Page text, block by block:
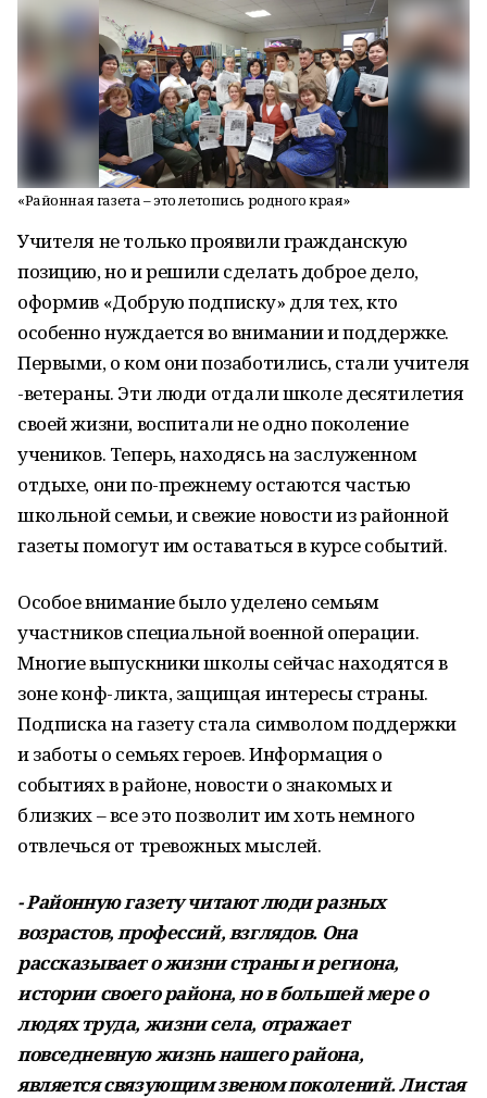
«Районная газета – это летопись родного края»
Учителя не только проявили гражданскую
позицию, но и решили сделать доброе дело,
оформив «Добрую подписку» для тех, кто
особенно нуждается во внимании и поддержке.
Первыми, о ком они позаботились, стали учителя
-ветераны. Эти люди отдали школе десятилетия
своей жизни, воспитали не одно поколение
учеников. Теперь, находясь на заслуженном
отдыхе, они по-прежнему остаются частью
школьной семьи, и свежие новости из районной
газеты помогут им оставаться в курсе событий.
Особое внимание было уделено семьям
участников специальной военной операции.
Многие выпускники школы сейчас находятся в
зоне конф-ликта, защищая интересы страны.
Подписка на газету стала символом поддержки
и заботы о семьях героев. Информация о
событиях в районе, новости о знакомых и
близких – все это позволит им хоть немного
отвлечься от тревожных мыслей.
- Районную газету читают люди разных
возрастов, профессий, взглядов. Она
рассказывает о жизни страны и региона,
истории своего района, но в большей мере о
людях труда, жизни села, отражает
повседневную жизнь нашего района,
является связующим звеном поколений. Листая